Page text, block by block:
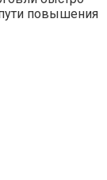
повышения